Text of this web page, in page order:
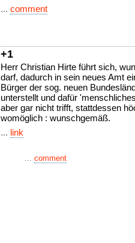
... comment
+1
Herr Christian Hirte führt sich,
darf, dadurch in sein neues Amt
Bürger der sog. neuen
unterstellt und dafür
aber gar nicht trifft, stattdessen
womöglich : wunschgemäß.
... link
... comment